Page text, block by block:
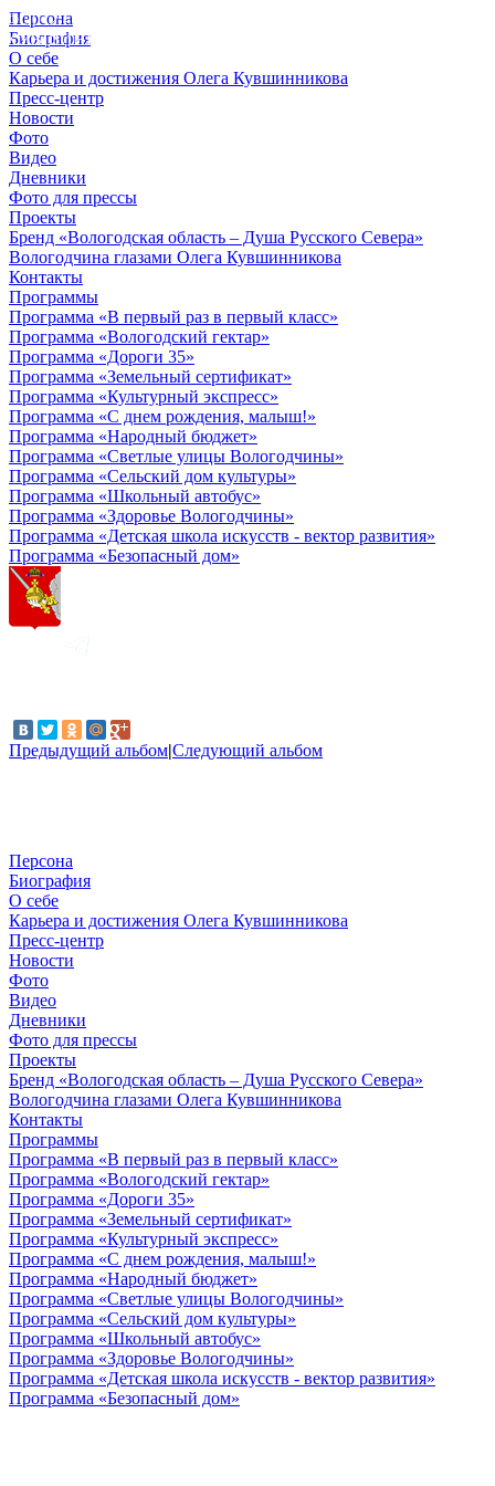
Персона
Биография
О себе
Карьера и достижения Олега Кувшинникова
Пресс-центр
Новости
Фото
Видео
Дневники
Фото для прессы
Проекты
Бренд «Вологодская область – Душа Русского Севера»
Вологодчина глазами Олега Кувшинникова
Контакты
Программы
Программа «В первый раз в первый класс»
Программа «Вологодский гектар»
Программа «Дороги 35»
Программа «Земельный сертификат»
Программа «Культурный экспресс»
Программа «С днем рождения, малыш!»
Программа «Народный бюджет»
Программа «Светлые улицы Вологодчины»
Программа «Сельский дом культуры»
Программа «Школьный автобус»
Программа «Здоровье Вологодчины»
Программа «Детская школа искусств - вектор развития»
Программа «Безопасный дом»
Предыдущий альбом|Следующий альбом
© 2012 - 2023,
КУВШИННИКОВ О.А.
Персона
Биография
О себе
Карьера и достижения Олега Кувшинникова
Пресс-центр
Новости
Фото
Видео
Дневники
Фото для прессы
Проекты
Бренд «Вологодская область – Душа Русского Севера»
Вологодчина глазами Олега Кувшинникова
Контакты
Программы
Программа «В первый раз в первый класс»
Программа «Вологодский гектар»
Программа «Дороги 35»
Программа «Земельный сертификат»
Программа «Культурный экспресс»
Программа «С днем рождения, малыш!»
Программа «Народный бюджет»
Программа «Светлые улицы Вологодчины»
Программа «Сельский дом культуры»
Программа «Школьный автобус»
Программа «Здоровье Вологодчины»
Программа «Детская школа искусств - вектор развития»
Программа «Безопасный дом»